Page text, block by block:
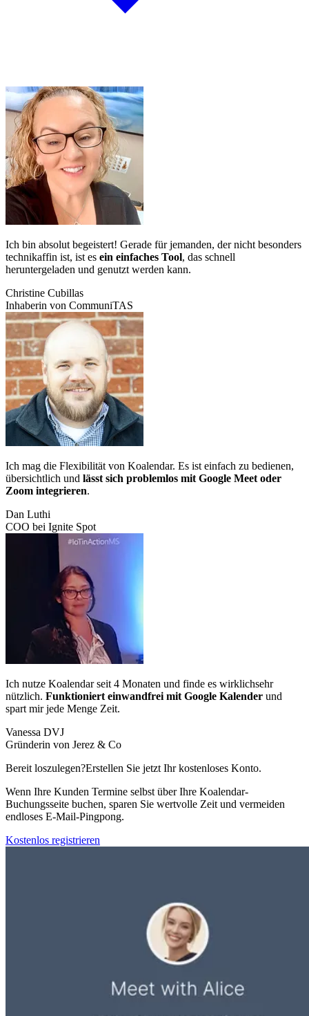
Ich bin absolut begeistert! Gerade für jemanden, der nicht besonders
technikaffin ist, ist es ein einfaches Tool, das schnell
heruntergeladen und genutzt werden kann.
Christine Cubillas
Inhaberin von CommuniTAS
Ich mag die Flexibilität von Koalendar. Es ist einfach zu bedienen,
übersichtlich und lässt sich problemlos mit Google Meet oder
Zoom integrieren.
Dan Luthi
COO bei Ignite Spot
Ich nutze Koalendar seit 4 Monaten und finde es wirklichsehr
nützlich. Funktioniert einwandfrei mit Google Kalender und
spart mir jede Menge Zeit.
Vanessa DVJ
Gründerin von Jerez & Co
Bereit loszulegen?Erstellen Sie jetzt Ihr kostenloses Konto.
Wenn Ihre Kunden Termine selbst über Ihre Koalendar-
Buchungsseite buchen, sparen Sie wertvolle Zeit und vermeiden
endloses E-Mail-Pingpong.
Kostenlos registrieren